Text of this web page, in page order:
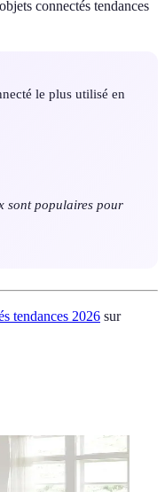
connectés tendances
le plus utilisé en
sont populaires pour
tendances 2026 sur